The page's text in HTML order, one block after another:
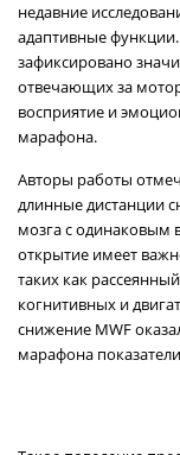
недавние
адаптивные
зафиксировано
отвечающих за
восприятие и
марафона.
Авторы работы
длинные дистанции
мозга с одинаковым
открытие имеет
таких как
когнитивных и
снижение MWF
марафона